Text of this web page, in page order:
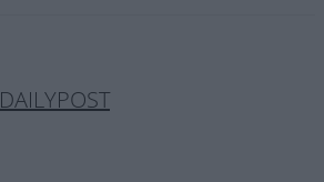
DAILYPOST